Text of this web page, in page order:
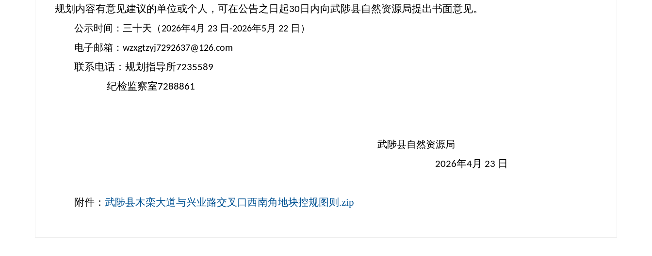
规划内容有意见建议的单位或个人，可在公告之日起30 日内向武陟县自然资源局提出书面意见。
公示时间 ： 三十天 （ 2026年4 月 23 日 -2026年5 月 22 日）
电子邮箱 ： wzxgtzyj7292637@126.com
联系电话：规划指导所7235589
纪检监察室7288861
武陟县自然资源局
2026年4月 23 日
附件： 武陟县木栾大道与兴业路交叉口西南角地块控规图则.zip